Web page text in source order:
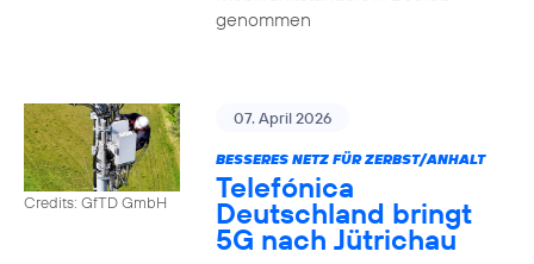
genommen
Credits: GfTD GmbH
07. April 2026
BESSERES NETZ FÜR ZERBST/ANHALT
Telefónica
Deutschland bringt
5G nach Jütrichau